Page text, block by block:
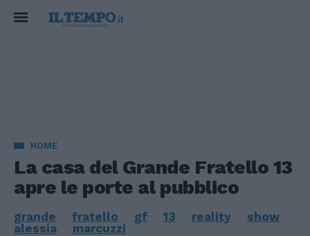
HOME
La casa del Grande Fratello 13
apre le porte al pubblico
grande fratello gf 13 reality
show
alessia
marcuzzi